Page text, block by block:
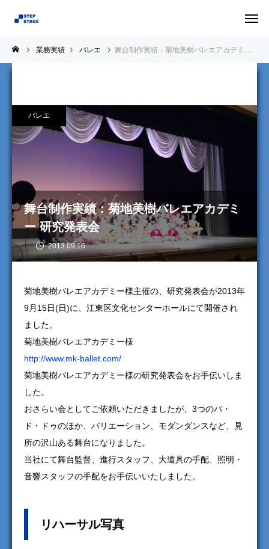
業務実績 バレエ 舞台制作実績：菊地美樹バレエアカデミー 研究発表会
舞台制作実績：菊地美樹バレエアカデミ
ー 研究発表会
2013.09.16
バレエ
菊地美樹バレエアカデミー様主催の、研究発表会が2013年
9月15日(日)に、江東区文化センターホールにて開催され
ました。
菊地美樹バレエアカデミー様
http://www.mk-ballet.com/
菊地美樹バレエアカデミー様の研究発表会をお手伝いしま
した。
おさらい会としてご依頼いただきましたが、3つのパ・
ド・ドゥのほか、バリエーション、モダンダンスなど、見
所の沢山ある舞台になりました。
当社にて舞台監督、進行スタッフ、大道具の手配、照明・
音響スタッフの手配をお手伝いいたしました。
リハーサル写真